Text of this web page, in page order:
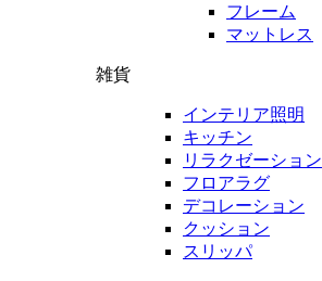
フレーム
マットレス
雑貨
インテリア照明
キッチン
リラクゼーション
フロアラグ
デコレーション
クッション
スリッパ